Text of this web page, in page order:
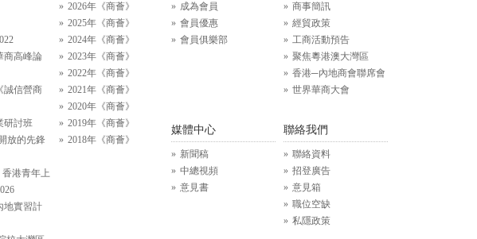
商高峰論
誠信營商
研討班
放的先鋒
香港青年上
地實習計
2026年《商薈》
2025年《商薈》
2024年《商薈》
2023年《商薈》
2022年《商薈》
2021年《商薈》
2020年《商薈》
2019年《商薈》
2018年《商薈》
成為會員
會員優惠
會員俱樂部
商事簡訊
經貿政策
工商活動預告
聚焦粵港澳大灣區
香港─內地商會聯席會
世界華商大會
媒體中心
新聞稿
中總視頻
意見書
聯絡我們
聯絡資料
招登廣告
意見箱
職位空缺
私隱政策